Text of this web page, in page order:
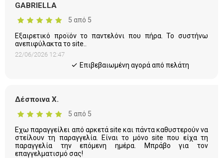
GABRIELLA
5 από 5
Εξαιρετικό προϊόν το παντελόνι που πήρα. Το συστήνω
ανεπιφύλακτα το site..
22/06/2026 12:47
Eπιβεβαιωμένη αγορά από πελάτη
Δέσποινα Χ.
5 από 5
Εχω παραγγείλει από αρκετά site και πάντα καθυστερούν να
στείλουν τη παραγγελία. Είναι το μόνο site που είχα τη
παραγγελία την επόμενη ημέρα. Μπράβο για τον
επαγγελματισμό σας!